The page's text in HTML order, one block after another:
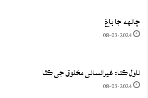
چانهه جا باغ
08-03-2024
ناول ڪتا: غيرانساني مخلوق جي ڪٿا
08-03-2024